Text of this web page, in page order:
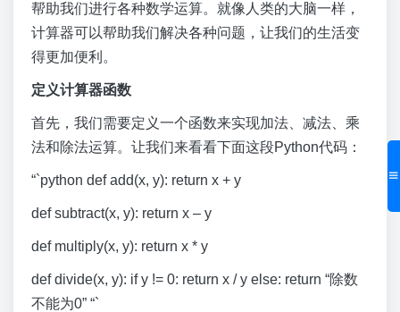
帮助我们进行各种数学运算。就像人类的大脑一样，
计算器可以帮助我们解决各种问题，让我们的生活变
得更加便利。
定义计算器函数
首先，我们需要定义一个函数来实现加法、减法、乘
法和除法运算。让我们来看看下面这段Python代码：
“`python def add(x, y): return x + y
def subtract(x, y): return x – y
def multiply(x, y): return x * y
def divide(x, y): if y != 0: return x / y else: return “除数
不能为0” “`